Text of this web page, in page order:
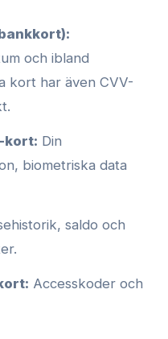
och ibland
kort har även CVV-
kort: Din
biometriska data
saldo och
Accesskoder och